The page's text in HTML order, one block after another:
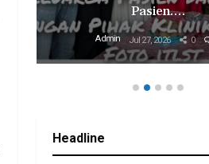
Pasien.…
Admin Jul 27, 2026 0
Headline